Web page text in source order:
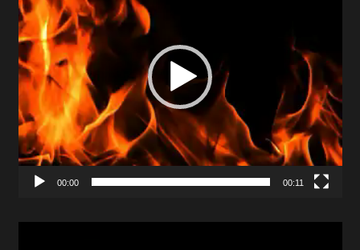
00:00 00:11